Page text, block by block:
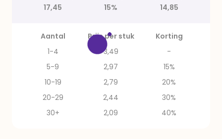
17,45
15% 14,85
Aantal Prijs per stuk
Korting
1-4
3,49
-
5-9
2,97
15%
10-19
2,79
20%
20-29
2,44
30%
30+
2,09 40%